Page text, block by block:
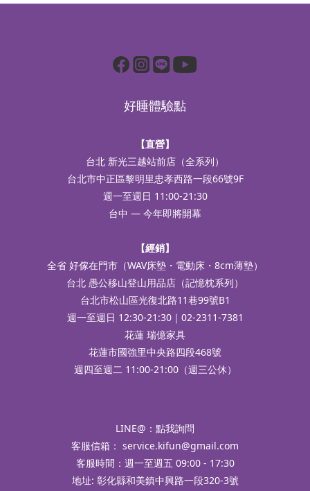
好睡體驗點
【直營】
台北 新光三越站前店（全系列）
台北市中正區黎明里忠孝西路一段66號9F
週一至週日 11:00-21:30
台中 — 今年即將開幕
【經銷】
全省 好傢在門市（WAV床墊・電動床・8cm薄墊）
台北 愚公移山登山用品店（記憶枕系列）
台北市松山區光復北路11巷99號B1
週一至週日 12:30-21:30｜02-2311-7381
花蓮 瑞億家具
花蓮市國強里中央路四段468號
週四至週二 11:00-21:00（週三公休）
LINE@： 點我詢問
客服信箱： service.kifun@gmail.com
客服時間：週一至週五 09:00 - 17:30
地址: 彰化縣和美鎮中興路一段320-3號